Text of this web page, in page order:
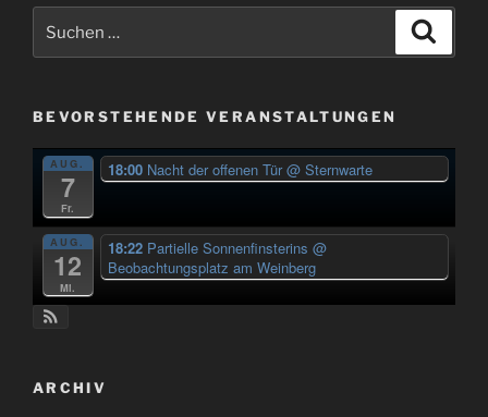
nach:
BEVORSTEHENDE VERANSTALTUNGEN
AUG.
7
Fr.
18:00 Nacht der offenen Tür@ Sternwarte
AUG.
12
Mi.
18:22 Partielle Sonnenfinsterins @
Beobachtungsplatz am Weinberg
ARCHIV